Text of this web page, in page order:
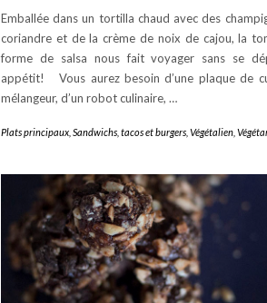
Emballée dans un tortilla chaud avec des
coriandre et de la crème de noix de cajou, la
forme de salsa nous fait voyager sans se
appétit! Vous aurez besoin d’une plaque de
mélangeur, d’un robot culinaire, …
Plats principaux Sandwichs, tacos et burgers Végétalien